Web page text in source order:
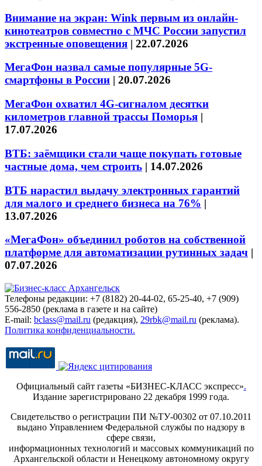
Внимание на экран: Wink первым из онлайн-
кинотеатров совместно с МЧС России запустил
экстренные оповещения | 22.07.2026
МегаФон назвал самые популярные 5G-
смартфоны в России | 20.07.2026
МегаФон охватил 4G-сигналом десятки
километров главной трассы Поморья |
17.07.2026
ВТБ: заёмщики стали чаще покупать готовые
частные дома, чем строить | 14.07.2026
ВТБ нарастил выдачу электронных гарантий
для малого и среднего бизнеса на 76% |
13.07.2026
«МегаФон» объединил роботов на собственной
платформе для автоматизации рутинных задач |
07.07.2026
Телефоны редакции: +7 (8182) 20-44-02, 65-25-40, +7 (909)
556-2850 (реклама в газете и на сайте)
E-mail: bclass@mail.ru (редакция), 29rbk@mail.ru (реклама).
Политика конфиденциальности.
Официальный сайт газеты «БИЗНЕС-КЛАСС экспресс».
Издание зарегистрировано 22 декабря 1999 года.
Свидетельство о регистрации ПИ №ТУ-00302 от 07.10.2011
выдано Управлением Федеральной службы по надзору в
сфере связи,
информационных технологий и массовых коммуникаций по
Архангельской области и Ненецкому автономному округу